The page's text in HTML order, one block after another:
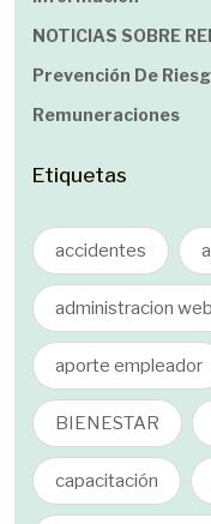
NOTICIAS SOBRE
Prevención De
Remuneraciones
Etiquetas
accidentes
administracion
aporte empleador
BIENESTAR
capacitación